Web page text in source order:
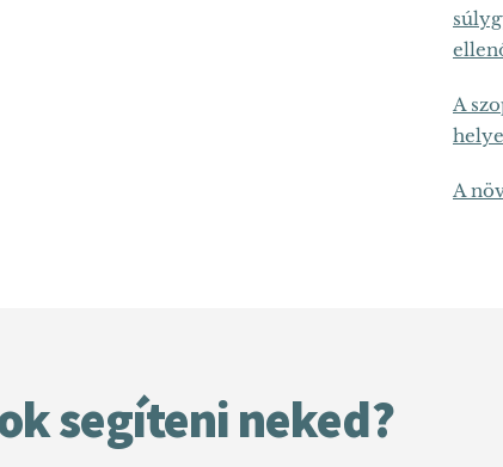
A
A
segíteni neked?